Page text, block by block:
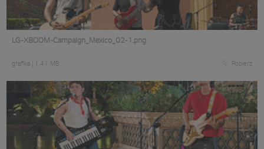
LG-XBOOM-Campaign_Mexico_02-1.png
grafika 1,41 MB Pobierz